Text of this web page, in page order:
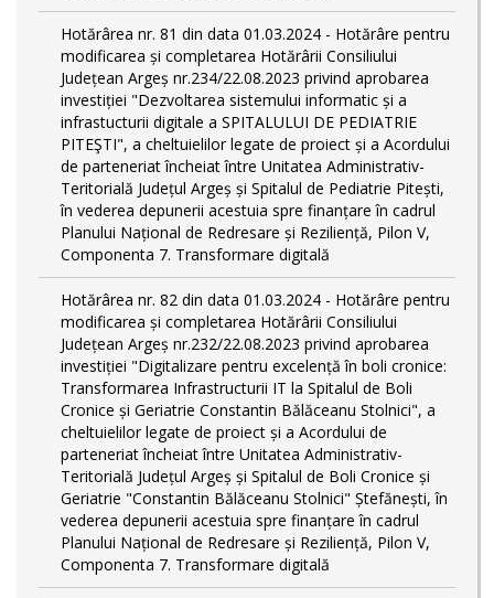
Hotărârea nr. 81 din data 01.03.2024 - Hotărâre pentru
modificarea și completarea Hotărârii Consiliului
Județean Argeș nr.234/22.08.2023 privind aprobarea
investiției "Dezvoltarea sistemului informatic și a
infrastucturii digitale a SPITALULUI DE PEDIATRIE
PITEŞTI", a cheltuielilor legate de proiect și a Acordului
de parteneriat încheiat între Unitatea Administrativ-
Teritorială Județul Argeș și Spitalul de Pediatrie Pitești,
în vederea depunerii acestuia spre finanțare în cadrul
Planului Național de Redresare și Reziliență, Pilon V,
Componenta 7. Transformare digitală
Hotărârea nr. 82 din data 01.03.2024 - Hotărâre pentru
modificarea și completarea Hotărârii Consiliului
Județean Argeș nr.232/22.08.2023 privind aprobarea
investiției "Digitalizare pentru excelență în boli cronice:
Transformarea Infrastructurii IT la Spitalul de Boli
Cronice și Geriatrie Constantin Bălăceanu Stolnici", a
cheltuielilor legate de proiect și a Acordului de
parteneriat încheiat între Unitatea Administrativ-
Teritorială Județul Argeș și Spitalul de Boli Cronice și
Geriatrie "Constantin Bălăceanu Stolnici" Ștefănești, în
vederea depunerii acestuia spre finanțare în cadrul
Planului Național de Redresare și Reziliență, Pilon V,
Componenta 7. Transformare digitală